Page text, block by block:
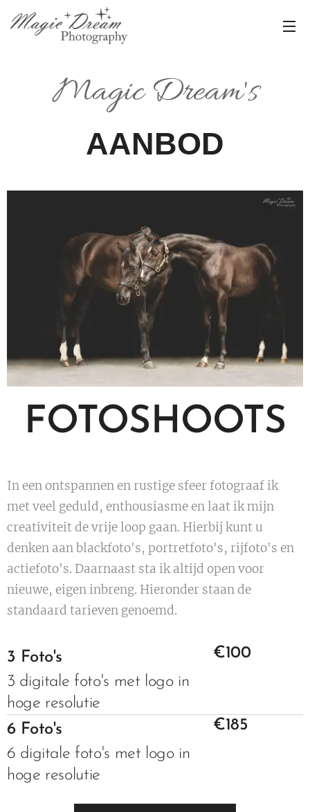
Magic Dream's
AANBOD
FOTOSHOOTS
In een ontspannen en rustige sfeer fotograaf ik
met veel geduld, enthousiasme en laat ik mijn
creativiteit de vrije loop gaan. Hierbij kunt u
denken aan blackfoto's, portretfoto's, rijfoto's en
actiefoto's. Daarnaast sta ik altijd open voor
nieuwe, eigen inbreng. Hieronder staan de
standaard tarieven genoemd.
3 Foto's
3 digitale foto's met logo in
hoge resolutie
€100
6 Foto's
6 digitale foto's met logo in
hoge resolutie
€185